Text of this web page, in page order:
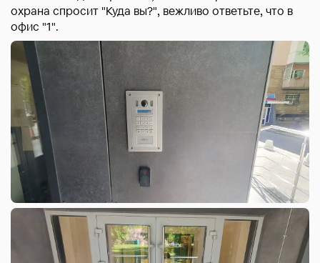
охрана спросит "Куда вы?", вежливо ответьте, что в
офис "1".